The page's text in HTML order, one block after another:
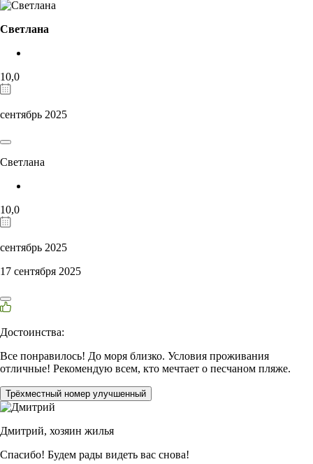
Светлана
10,0
сентябрь 2025
Светлана
10,0
сентябрь 2025
17 сентября 2025
Достоинства:
Все понравилось! До моря близко. Условия проживания
отличные! Рекомендую всем, кто мечтает о песчаном пляже.
Трёхместный номер улучшенный
Дмитрий, хозяин жилья
Спасибо! Будем рады видеть вас снова!